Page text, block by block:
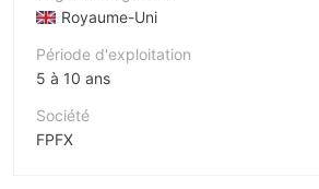
Royaume-Uni
Période d'exploitation
5 à 10 ans
Société
FPFX